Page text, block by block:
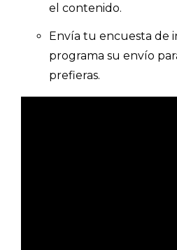
el contenido.
Envía tu encuesta de
programa su envío
prefieras.